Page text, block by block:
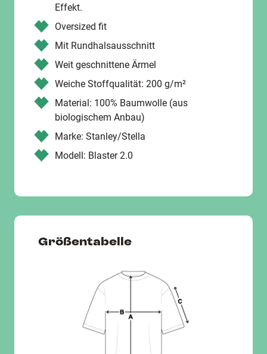
Effekt.
Oversized fit
Mit Rundhalsausschnitt
Weit geschnittene Ärmel
Weiche Stoffqualität: 200 g/m²
Material: 100% Baumwolle (aus
biologischem Anbau)
Marke: Stanley/Stella
Modell: Blaster 2.0
Größentabelle